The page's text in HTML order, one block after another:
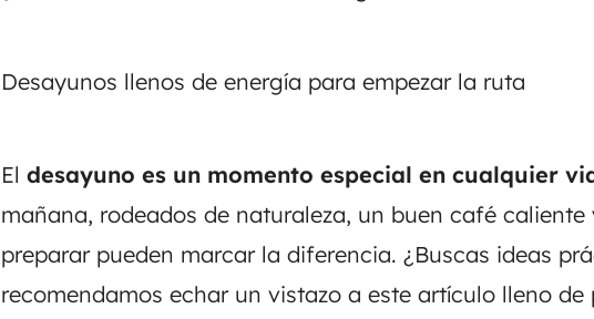
Desayunos llenos de energía para empezar la ruta
El desayuno es un momento especial en cualquier
mañana, rodeados de naturaleza, un buen café caliente
preparar pueden marcar la diferencia. ¿Buscas ideas
recomendamos echar un vistazo a este artículo lleno de